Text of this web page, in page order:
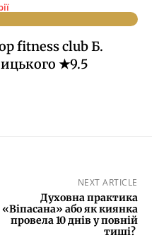
fitness club Б.
★9.5
NEXT ARTICLE
Духовна практика
«Віпасана» або як киянка
провела 10 днів у повній
тиші?